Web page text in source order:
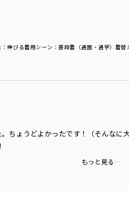
：伸びる着用シーン ：普段着（通園・通学） 着替
ちょうどよかったです！（そんなに
もっと見る…
ーデ
通販
ツ・7分袖Tシャツ